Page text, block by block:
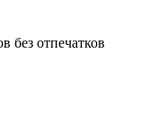
без отпечатков